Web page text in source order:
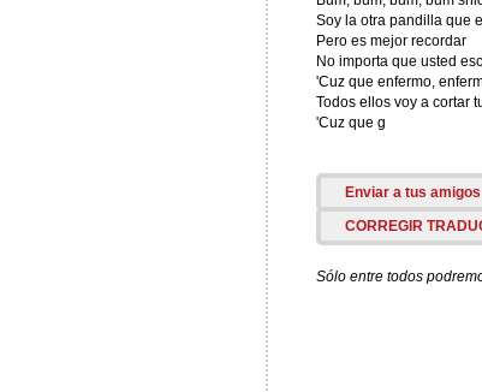
Soy la otra pandilla que
Pero es mejor recordar
No importa que usted
'Cuz que enfermo,
Todos ellos voy a cortar
'Cuz que g
Enviar a tus amigos
CORREGIR
Sólo entre todos